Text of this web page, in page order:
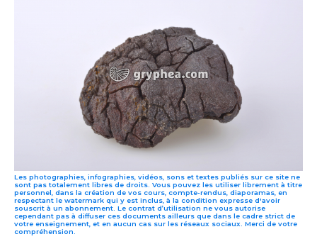
Les photographies, infographies, vidéos, sons et textes publiés sur ce site ne
sont pas totalement libres de droits. Vous pouvez les utiliser librement à titre
personnel, dans la création de vos cours, compte-rendus, diaporamas, en
respectant le watermark qui y est inclus, à la condition expresse d'avoir
souscrit à un abonnement. Le contrat d’utilisation ne vous autorise
cependant pas à diffuser ces documents ailleurs que dans le cadre strict de
votre enseignement, et en aucun cas sur les réseaux sociaux. Merci de votre
compréhension.